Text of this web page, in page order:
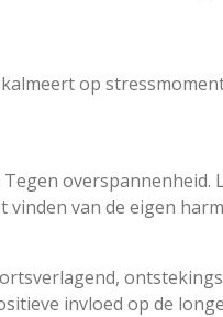
op
overspannenheid.
van de eigen
invloed op de